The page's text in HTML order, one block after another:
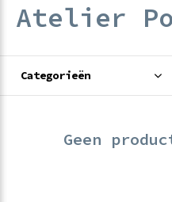
Atelier
Categorieën
Geen